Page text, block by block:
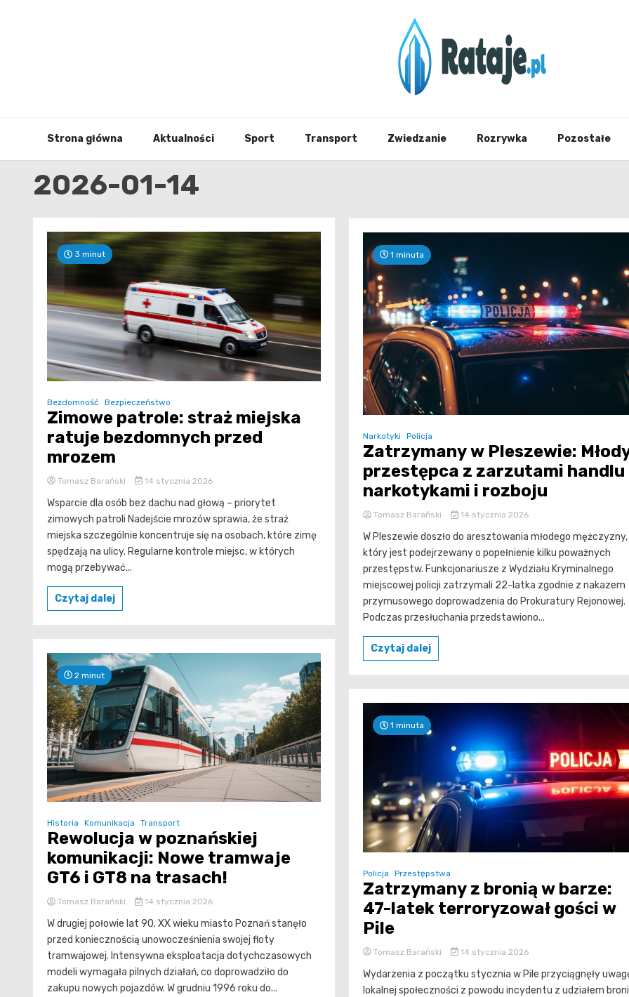
Strona główna Aktualności Sport Transport Zwiedzanie Rozrywka Pozostałe
2026-01-14
3 minut
Bezdomność Bezpieczeństwo
Zimowe patrole: straż miejska
ratuje bezdomnych przed
mrozem
Tomasz Barański 14 stycznia 2026
Wsparcie dla osób bez dachu nad głową – priorytet
zimowych patroli Nadejście mrozów sprawia, że straż
miejska szczególnie koncentruje się na osobach, które zimę
spędzają na ulicy. Regularne kontrole miejsc, w których
mogą przebywać...
Czytaj dalej
2 minut
Historia Komunikacja Transport
Rewolucja w poznańskiej
komunikacji: Nowe tramwaje
GT6 i GT8 na trasach!
Tomasz Barański 14 stycznia 2026
W drugiej połowie lat 90. XX wieku miasto Poznań stanęło
przed koniecznością unowocześnienia swojej floty
tramwajowej. Intensywna eksploatacja dotychczasowych
modeli wymagała pilnych działań, co doprowadziło do
zakupu nowych pojazdów. W grudniu 1996 roku do...
1 minuta
Narkotyki Policja
Zatrzymany w Pleszewie:
przestępca z zarzutami handlu
narkotykami i rozboju
Tomasz Barański 14 stycznia 2026
W Pleszewie doszło do aresztowania młodego mężczyzny,
który jest podejrzewany o popełnienie kilku poważnych
przestępstw. Funkcjonariusze z Wydziału Kryminalnego
miejscowej policji zatrzymali 22-latka zgodnie z nakazem
przymusowego doprowadzenia do Prokuratury Rejonowej.
Podczas przesłuchania przedstawiono...
Czytaj dalej
1 minuta
Policja Przestępstwa
Zatrzymany z bronią w barze:
47-latek terroryzował gości w
Pile
Tomasz Barański 14 stycznia 2026
Wydarzenia z początku stycznia w Pile przyciągnęły
lokalnej społeczności z powodu incydentu z udziałem broni